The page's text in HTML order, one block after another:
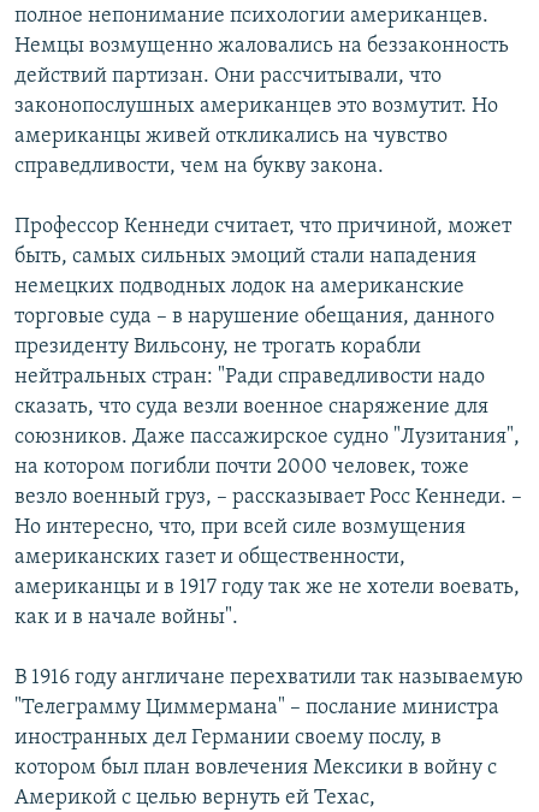
полное непонимание психологии американцев.
Немцы возмущенно жаловались на беззаконность
действий партизан. Они рассчитывали, что
законопослушных американцев это возмутит. Но
американцы живей откликались на чувство
справедливости, чем на букву закона.
Профессор Кеннеди считает, что причиной, может
быть, самых сильных эмоций стали нападения
немецких подводных лодок на американские
торговые суда – в нарушение обещания, данного
президенту Вильсону, не трогать корабли
нейтральных стран: "Ради справедливости надо
сказать, что суда везли военное снаряжение для
союзников. Даже пассажирское судно "Лузитания",
на котором погибли почти 2000 человек, тоже
везло военный груз, – рассказывает Росс Кеннеди. –
Но интересно, что, при всей силе возмущения
американских газет и общественности,
американцы и в 1917 году так же не хотели воевать,
как и в начале войны".
В 1916 году англичане перехватили так называемую
"Телеграмму Циммермана" – послание министра
иностранных дел Германии своему послу, в
котором был план вовлечения Мексики в войну с
Америкой с целью вернуть ей Техас,